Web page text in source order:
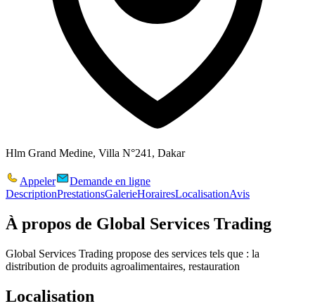
Hlm Grand Medine, Villa N°241, Dakar
Appeler
Demande en ligne
DescriptionPrestationsGalerieHorairesLocalisationAvis
À propos de Global Services Trading
Global Services Trading propose des services tels que : la
distribution de produits agroalimentaires, restauration
Localisation